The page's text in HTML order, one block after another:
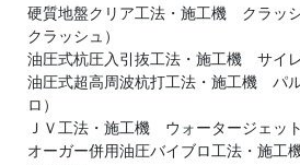
硬質地盤クリア工法・施工機 クラッ
クラッシュ）
油圧式杭圧入引抜工法・施工機 サイ
油圧式超高周波杭打工法・施工機 パ
ロ）
ＪＶ工法・施工機 ウォータージェッ
オーガー併用油圧バイブロ工法・施